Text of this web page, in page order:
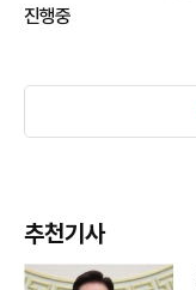
진행중
추천기사